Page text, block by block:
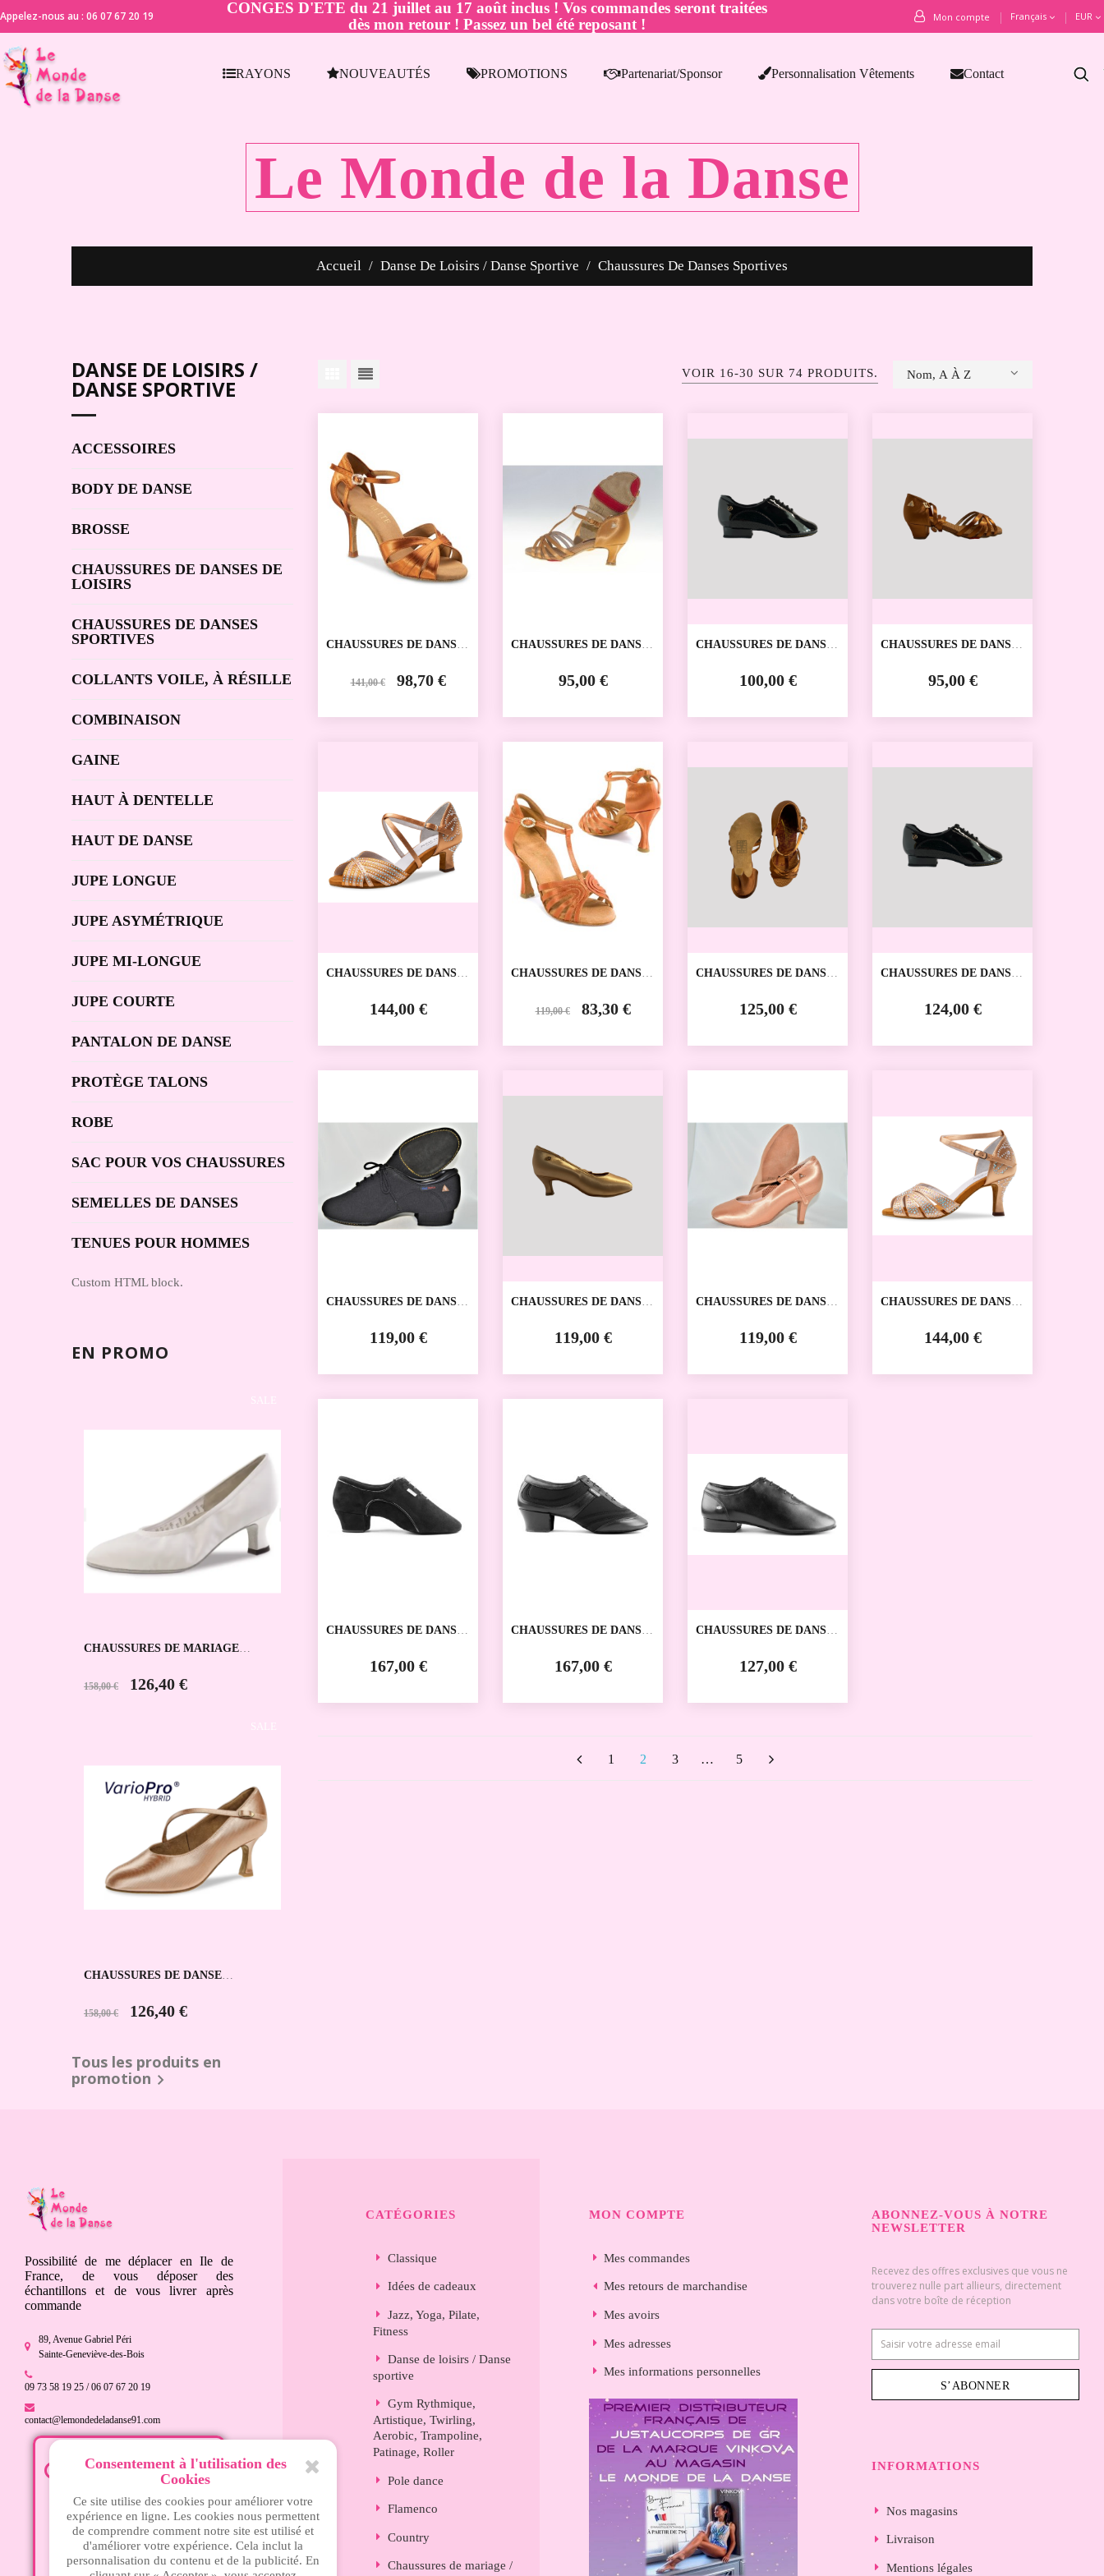
Appelez-nous au : 06 07 67 20 19
CONGES D'ETE du 21 juillet au 17 août inclus ! Vos commandes seront traitées
dès mon retour ! Passez un bel été reposant !
Mon compte Français EUR
RAYONS NOUVEAUTÉS PROMOTIONS Partenariat/Sponsor Personnalisation Vêtements Contact
Le Monde de la Danse
Accueil Danse De Loisirs / Danse Sportive Chaussures De Danses Sportives
DANSE DE LOISIRS /
DANSE SPORTIVE
ACCESSOIRES
BODY DE DANSE
BROSSE
CHAUSSURES DE DANSES DE
LOISIRS
CHAUSSURES DE DANSES
SPORTIVES
COLLANTS VOILE, À RÉSILLE
COMBINAISON
GAINE
HAUT À DENTELLE
HAUT DE DANSE
JUPE LONGUE
JUPE ASYMÉTRIQUE
JUPE MI-LONGUE
JUPE COURTE
PANTALON DE DANSE
PROTÈGE TALONS
ROBE
SAC POUR VOS CHAUSSURES
SEMELLES DE DANSES
TENUES POUR HOMMES
Custom HTML block.
EN PROMO
SALE
CHAUSSURES DE MARIAGE
158,00 € 126,40 €
SALE
CHAUSSURES DE DANSE
158,00 € 126,40 €
Tous les produits en
promotion 
VOIR 16-30 SUR 74 PRODUITS. Nom, A À Z
CHAUSSURES DE DANSE
141,00 € 98,70 €
CHAUSSURES DE DANSE
RD2002 REAL DANCE
95,00 €
CHAUSSURES DE DANSE
RD4012 REAL DANCE
100,00 €
CHAUSSURES DE DANSE
RD7000 REAL DANCE
95,00 €
CHAUSSURES DE DANSE
144,00 €
CHAUSSURES DE DANSE
119,00 € 83,30 €
CHAUSSURES DE DANSE
125,00 €
CHAUSSURES DE DANSE
REAL DANCE
124,00 €
CHAUSSURES DE DANSE
REAL DANCE
119,00 €
CHAUSSURES DE DANSE
119,00 €
CHAUSSURES DE DANSE
119,00 €
CHAUSSURES DE DANSE
ANNA KERN144,00 €
CHAUSSURES DE DANSE
PORTDANCE167,00 €
CHAUSSURES DE DANSE
PORTDANCE167,00 €
CHAUSSURES DE DANSE
PORTDANCE127,00 €
1 2 3 … 5
Possibilité de me déplacer en Ile de
France, de vous déposer des
échantillons et de vous livrer après
commande
89, Avenue Gabriel Péri
Sainte-Geneviève-des-Bois
09 73 58 19 25 / 06 07 67 20 19
contact@lemondedeladanse91.com
Mardi - 15h à 18h30
18h30
Jeudi - 14h30 à 19h
Vendredi - 14h30 à 19h
Samedi - 10h à 13h et 15h à
CATÉGORIES
Classique
Idées de cadeaux
Jazz, Yoga, Pilate,
Fitness
Danse de loisirs / Danse
sportive
Gym Rythmique,
Artistique, Twirling,
Aerobic, Trampoline,
Patinage, Roller
Pole dance
Flamenco
Country
Chaussures de mariage /
MON COMPTE
Mes commandes
Mes retours de marchandise
Mes avoirs
Mes adresses
Mes informations personnelles
ABONNEZ-VOUS À NOTRE
NEWSLETTER
Recevez des offres exclusives que vous ne
trouverez nulle part allieurs, directement
dans votre boîte de réception
S’ABONNER
INFORMATIONS
Nos magasins
Livraison
Mentions légales
Consentement à l'utilisation des
Cookies
Ce site utilise des cookies pour améliorer votre
expérience en ligne. Les cookies nous permettent
de comprendre comment notre site est utilisé et
d'améliorer votre expérience. Cela inclut la
personnalisation du contenu et de la publicité. En